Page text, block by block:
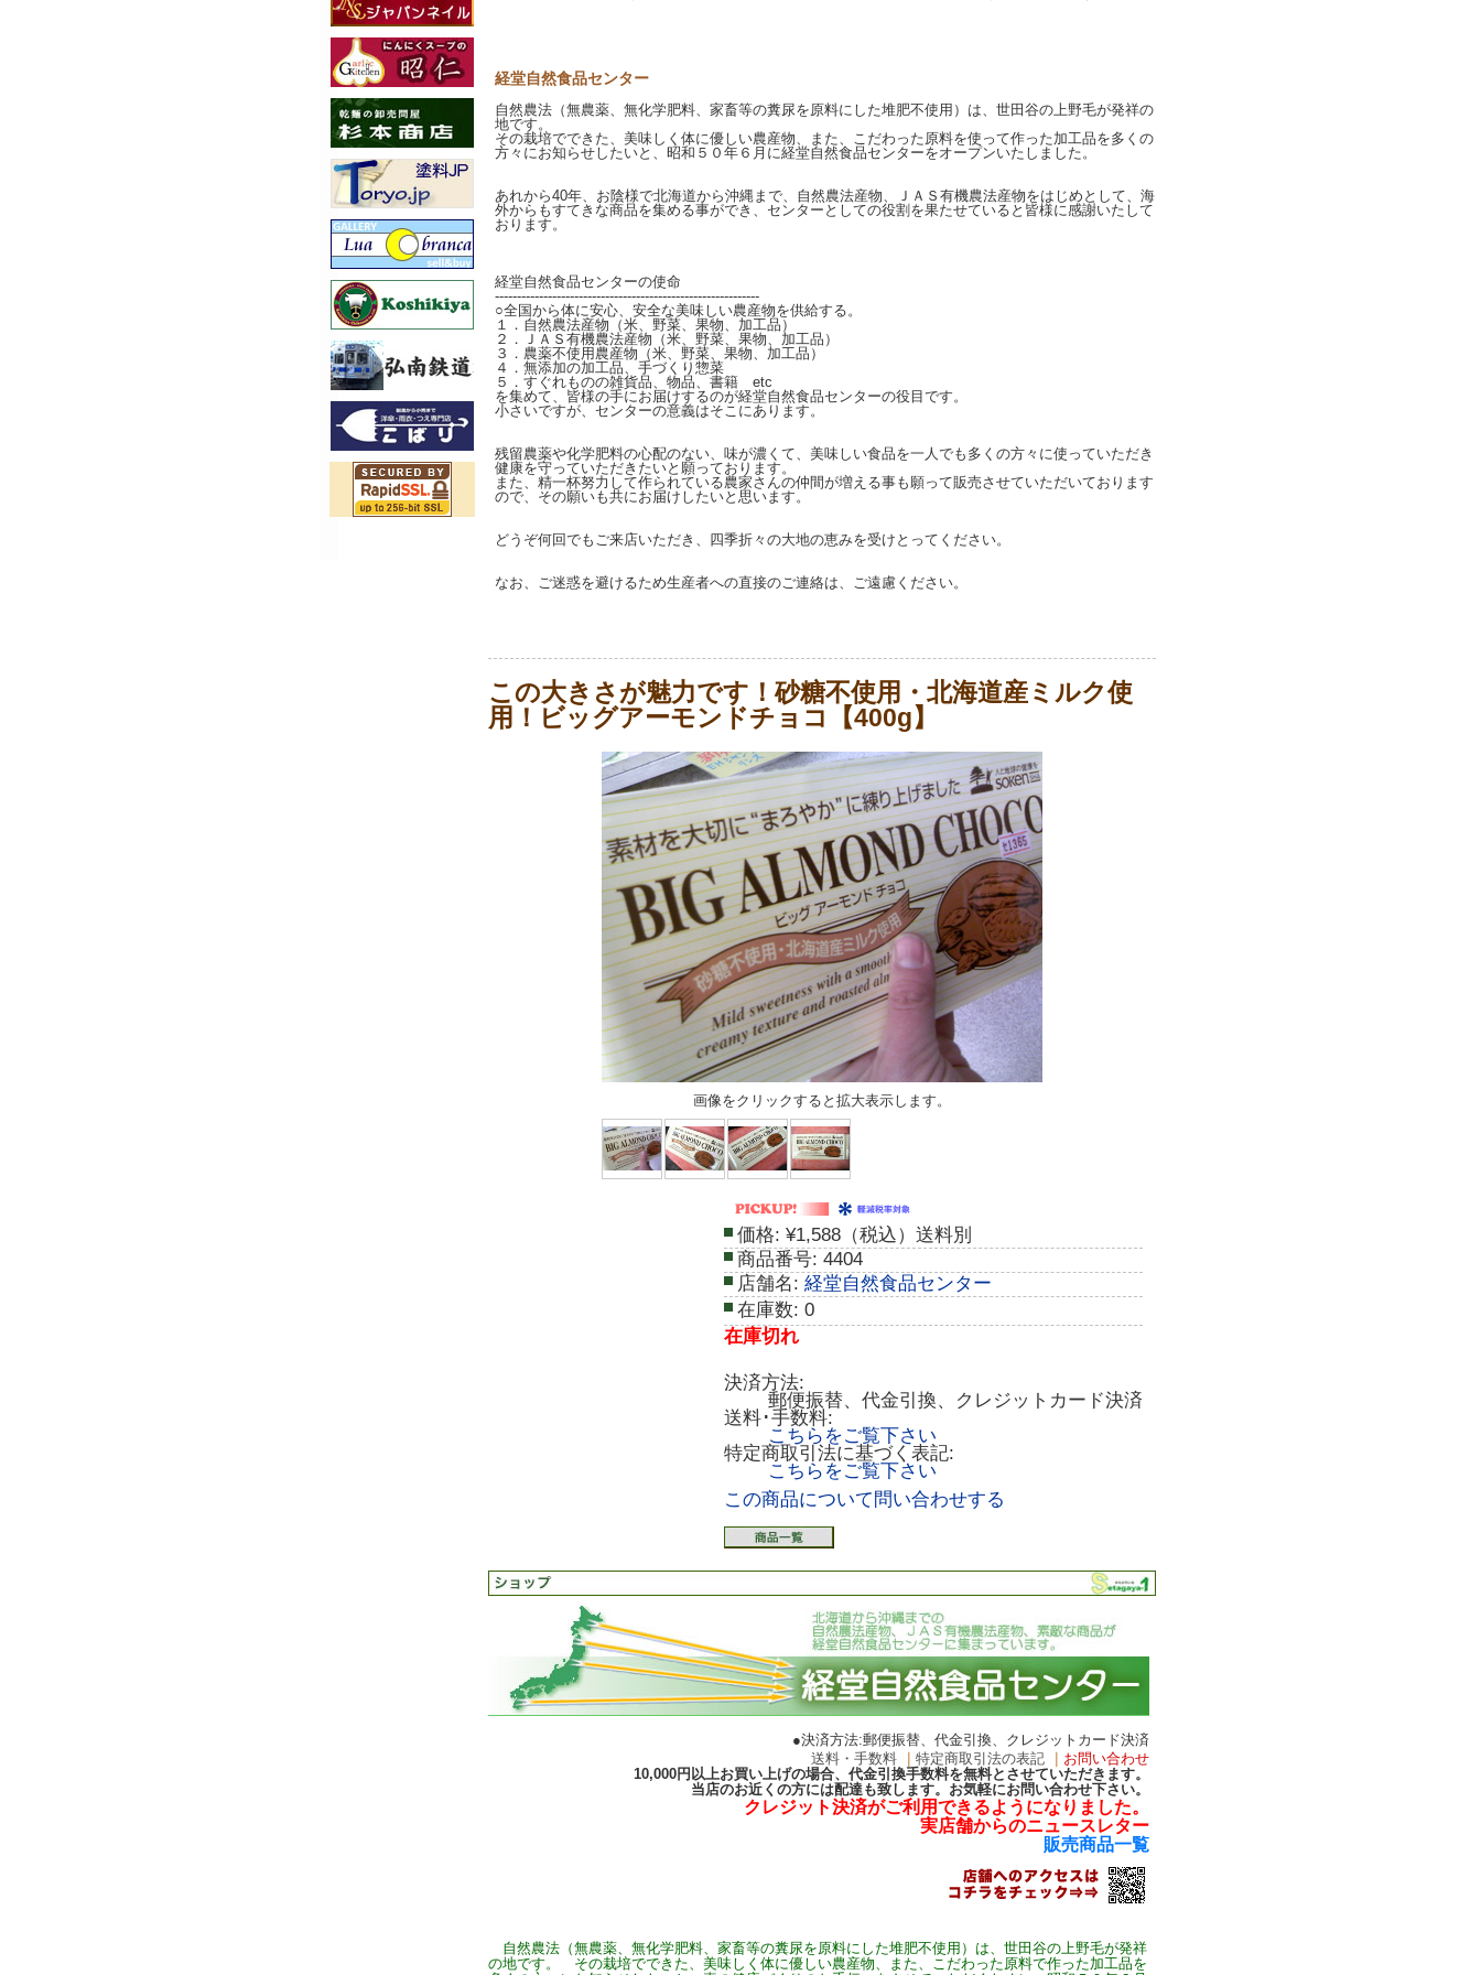
経堂自然食品センター
自然農法（無農薬、無化学肥料、家畜等の糞尿を原料にした堆肥不使用）は、世田谷の上野毛が発祥の
地です。
その栽培でできた、美味しく体に優しい農産物、また、こだわった原料を使って作った加工品を多くの
方々にお知らせしたいと、昭和５０年６月に経堂自然食品センターをオープンいたしました。
あれから40年、お陰様で北海道から沖縄まで、自然農法産物、ＪＡＳ有機農法産物をはじめとして、海
外からもすてきな商品を集める事ができ、センターとしての役割を果たせていると皆様に感謝いたして
おります。
経堂自然食品センターの使命
------------------------------------------------------------
○全国から体に安心、安全な美味しい農産物を供給する。
１．自然農法産物（米、野菜、果物、加工品）
２．ＪＡＳ有機農法産物（米、野菜、果物、加工品）
３．農薬不使用農産物（米、野菜、果物、加工品）
４．無添加の加工品、手づくり惣菜
５．すぐれものの雑貨品、物品、書籍 etc
を集めて、皆様の手にお届けするのが経堂自然食品センターの役目です。
小さいですが、センターの意義はそこにあります。
残留農薬や化学肥料の心配のない、味が濃くて、美味しい食品を一人でも多くの方々に使っていただき
健康を守っていただきたいと願っております。
また、精一杯努力して作られている農家さんの仲間が増える事も願って販売させていただいております
ので、その願いも共にお届けしたいと思います。
どうぞ何回でもご来店いただき、四季折々の大地の恵みを受けとってください。
なお、ご迷惑を避けるため生産者への直接のご連絡は、ご遠慮ください。
この大きさが魅力です！砂糖不使用・北海道産ミルク使
用！ビッグアーモンドチョコ【400g】
画像をクリックすると拡大表示します。
価格: ¥1,588（税込）送料別
商品番号: 4404
店舗名: 経堂自然食品センター
在庫数: 0
在庫切れ
決済方法:
郵便振替、代金引換、クレジットカード決済
送料･手数料:
こちらをご覧下さい
特定商取引法に基づく表記:
こちらをご覧下さい
この商品について問い合わせする
●決済方法:郵便振替、代金引換、クレジットカード決済
送料・手数料
特定商取引法の表記
お問い合わせ
10,000円以上お買い上げの場合、代金引換手数料を無料とさせていただきます。
当店のお近くの方には配達も致します。お気軽にお問い合わせ下さい。
クレジット決済がご利用できるようになりました。
実店舗からのニュースレター
販売商品一覧
自然農法（無農薬、無化学肥料、家畜等の糞尿を原料にした堆肥不使用）は、世田谷の上野毛が発祥
の地です。 その栽培でできた、美味しく体に優しい農産物、また、こだわった原料で作った加工品を